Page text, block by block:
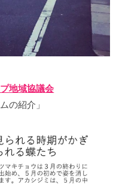
地域協議会
の紹介」